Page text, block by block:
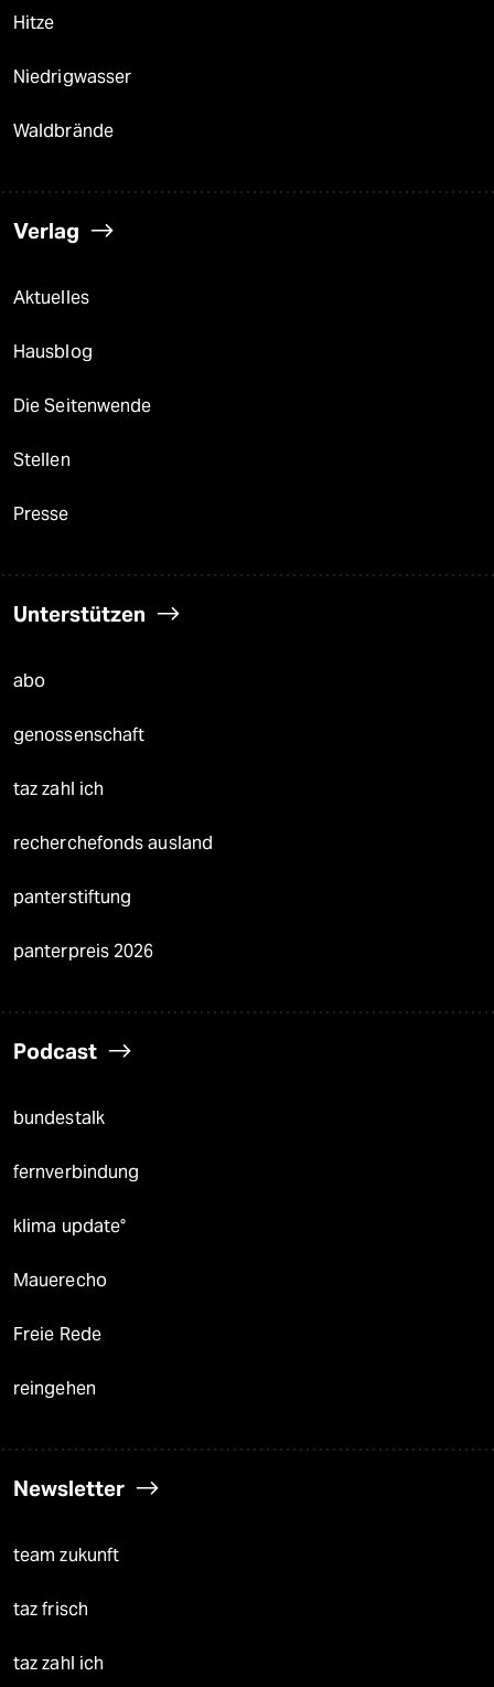
Hitze
Niedrigwasser
Waldbrände
Verlag
Aktuelles
Hausblog
Die Seitenwende
Stellen
Presse
Unterstützen
abo
genossenschaft
taz zahl ich
recherchefonds ausland
panterstiftung
panterpreis 2026
Podcast
bundestalk
fernverbindung
klima update°
Mauerecho
Freie Rede
reingehen
Newsletter
team zukunft
taz frisch
taz zahl ich